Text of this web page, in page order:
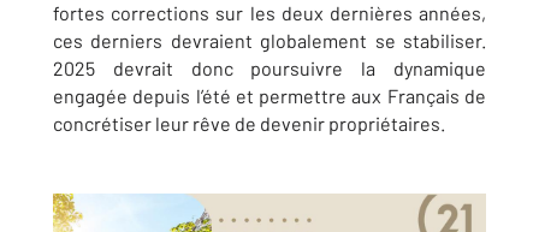
fortes corrections sur les deux dernières années,
ces derniers devraient globalement se stabiliser.
2025 devrait donc poursuivre la dynamique
engagée depuis l’été et permettre aux Français de
concrétiser leur rêve de devenir propriétaires.